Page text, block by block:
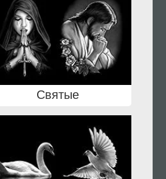
Святые